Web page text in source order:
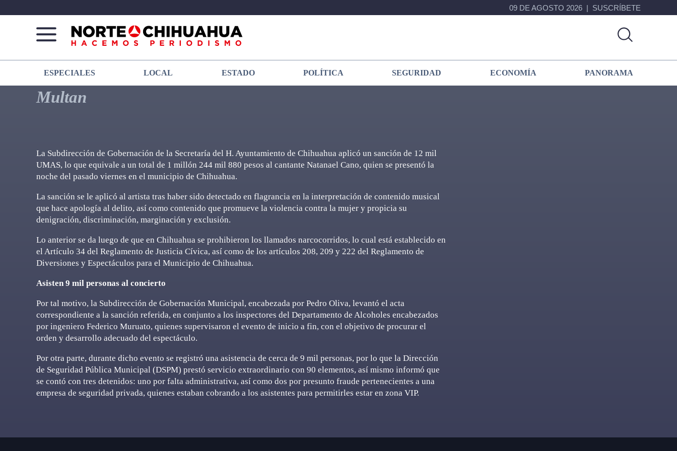
09 DE AGOSTO 2026 SUSCRÍBETE
Norte
De
Chihuahua
Más
que
noticias,
hacemos periodismo
ESPECIALES LOCAL ESTADO POLÍTICA SEGURIDAD ECONOMÍA PANORAMA
Multan
La Subdirección de Gobernación de la Secretaría del H. Ayuntamiento de Chihuahua aplicó un sanción de 12 mil
UMAS, lo que equivale a un total de 1 millón 244 mil 880 pesos al cantante Natanael Cano, quien se presentó la
noche del pasado viernes en el municipio de Chihuahua.
La sanción se le aplicó al artista tras haber sido detectado en flagrancia en la interpretación de contenido musical
que hace apología al delito, así como contenido que promueve la violencia contra la mujer y propicia su
denigración, discriminación, marginación y exclusión.
Lo anterior se da luego de que en Chihuahua se prohibieron los llamados narcocorridos, lo cual está establecido en
el Artículo 34 del Reglamento de Justicia Cívica, así como de los artículos 208, 209 y 222 del Reglamento de
Diversiones y Espectáculos para el Municipio de Chihuahua.
Asisten 9 mil personas al concierto
Por tal motivo, la Subdirección de Gobernación Municipal, encabezada por Pedro Oliva, levantó el acta
correspondiente a la sanción referida, en conjunto a los inspectores del Departamento de Alcoholes encabezados
por ingeniero Federico Muruato, quienes supervisaron el evento de inicio a fin, con el objetivo de procurar el
orden y desarrollo adecuado del espectáculo.
Por otra parte, durante dicho evento se registró una asistencia de cerca de 9 mil personas, por lo que la Dirección
de Seguridad Pública Municipal (DSPM) prestó servicio extraordinario con 90 elementos, así mismo informó que
se contó con tres detenidos: uno por falta administrativa, así como dos por presunto fraude pertenecientes a una
empresa de seguridad privada, quienes estaban cobrando a los asistentes para permitirles estar en zona VIP.